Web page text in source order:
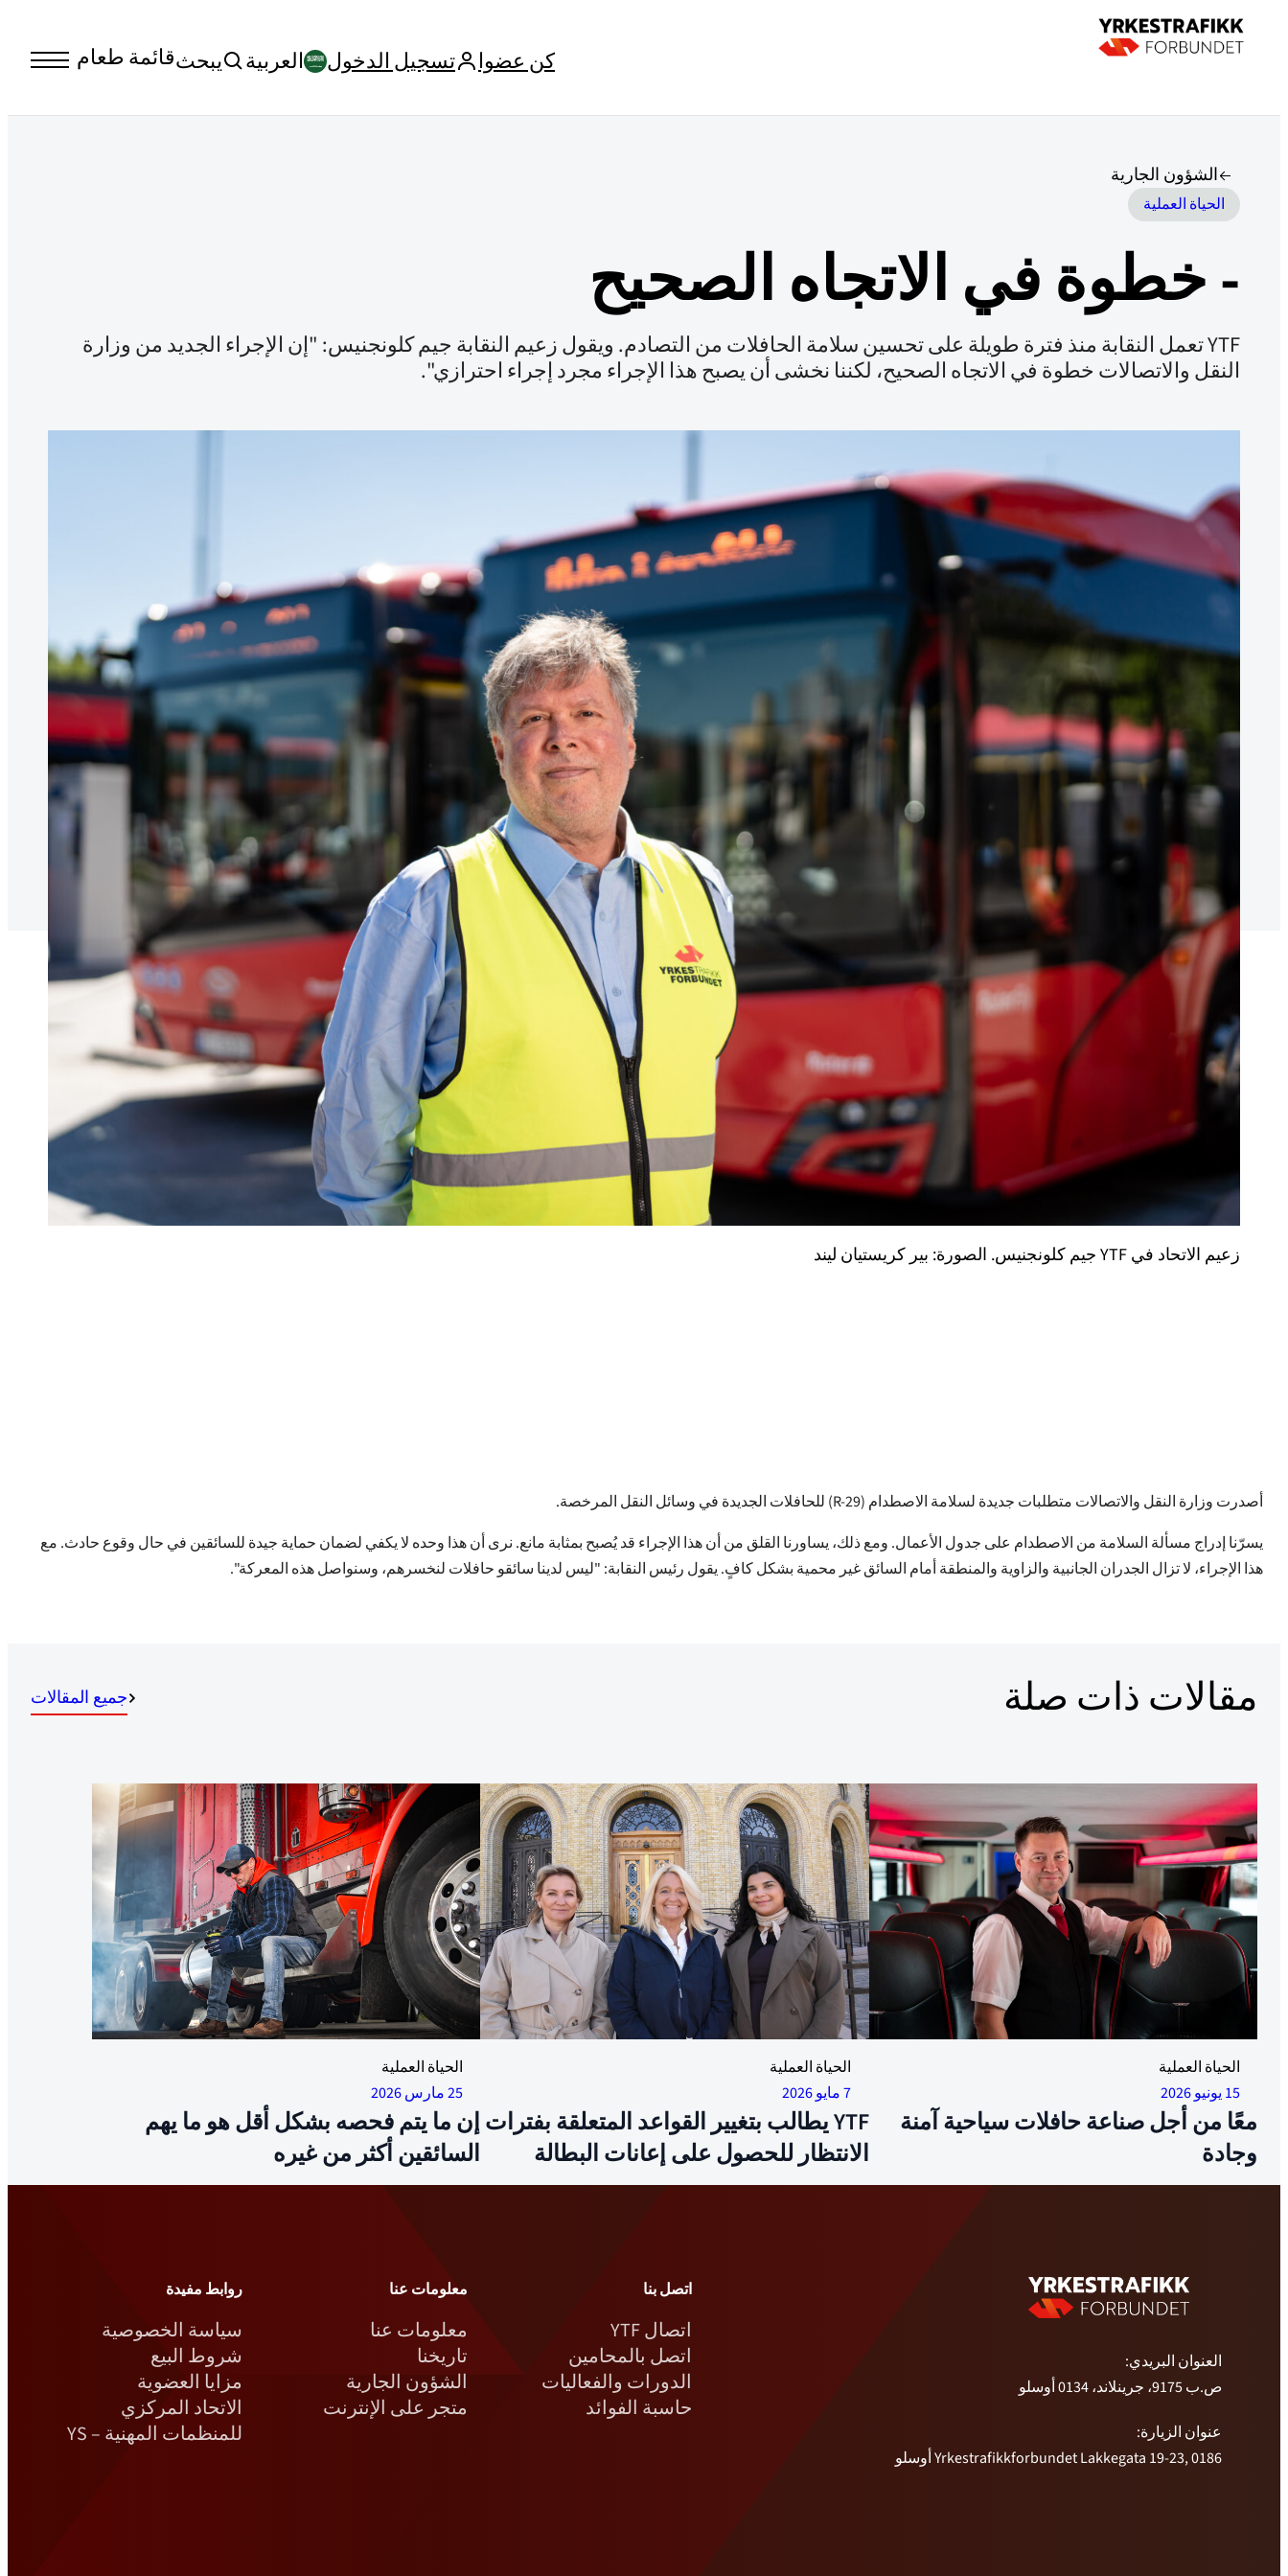
كن عضوا تسجيل الدخول العربية‏ يبحثقائمة طعام
الشؤون الجارية
الحياة العملية
- خطوة في الاتجاه الصحيح
YTF تعمل النقابة منذ فترة طويلة على تحسين سلامة الحافلات من التصادم. ويقول زعيم النقابة جيم كلونجنيس: "إن الإجراء الجديد من وزارة
النقل والاتصالات خطوة في الاتجاه الصحيح، لكننا نخشى أن يصبح هذا الإجراء مجرد إجراء احترازي".
زعيم الاتحاد في YTF جيم كلونجنيس. الصورة: بير كريستيان ليند
أصدرت وزارة النقل والاتصالات متطلبات جديدة لسلامة الاصطدام (R-29) للحافلات الجديدة في وسائل النقل المرخصة.
يسرّنا إدراج مسألة السلامة من الاصطدام على جدول الأعمال. ومع ذلك، يساورنا القلق من أن هذا الإجراء قد يُصبح بمثابة مانع. نرى أن هذا وحده لا يكفي لضمان حماية جيدة للسائقين في حال وقوع حادث. مع
هذا الإجراء، لا تزال الجدران الجانبية والزاوية والمنطقة أمام السائق غير محمية بشكل كافٍ. يقول رئيس النقابة: "ليس لدينا سائقو حافلات لنخسرهم، وسنواصل هذه المعركة".
مقالات ذات صلة جميع المقالات
ساهم في العمل من أجل صناعة حافلات سياحية جادة وعادلة.
الصورة: بير كريستيان ليند
الحياة العملية
15 يونيو 2026
معًا من أجل صناعة حافلات سياحية آمنة
وجادة
الصحي. الأمينة العامة السابقة ليندا جاجر، ورئيس الاتحاد ترود
ساندي والمستشار رامين شيخ ساستاد. الصورة: سين بيرنيل
جاكوبسن
الحياة العملية
7 مايو 2026
YTF يطالب بتغيير القواعد المتعلقة بفترات
الانتظار للحصول على إعانات البطالة
الحياة العملية
25 مارس 2026
إن ما يتم فحصه بشكل أقل هو ما يهم
السائقين أكثر من غيره
العنوان البريدي:
ص.ب 9175، جرينلاند، 0134 أوسلو
عنوان الزيارة:
Yrkestrafikkforbundet Lakkegata 19-23, 0186 أوسلو
اتصل بنا
اتصال YTF
اتصل بالمحامين
الدورات والفعاليات
حاسبة الفوائد
معلومات عنا
معلومات عنا
تاريخنا
الشؤون الجارية
متجر على الإنترنت
روابط مفيدة
سياسة الخصوصية
شروط البيع
مزايا العضوية
الاتحاد المركزي
للمنظمات المهنية – YS